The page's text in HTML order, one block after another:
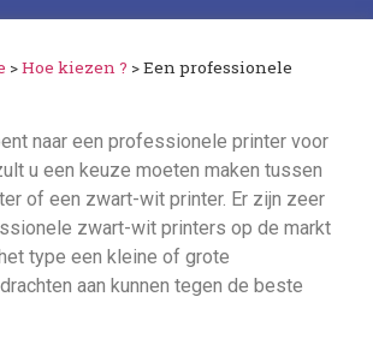
>Hoe kiezen ? >Een professionele
naar een professionele printer voor
u een keuze moeten maken tussen
of een zwart-wit printer. Er zijn zeer
zwart-wit printers op de markt
type een kleine of grote
aan kunnen tegen de beste